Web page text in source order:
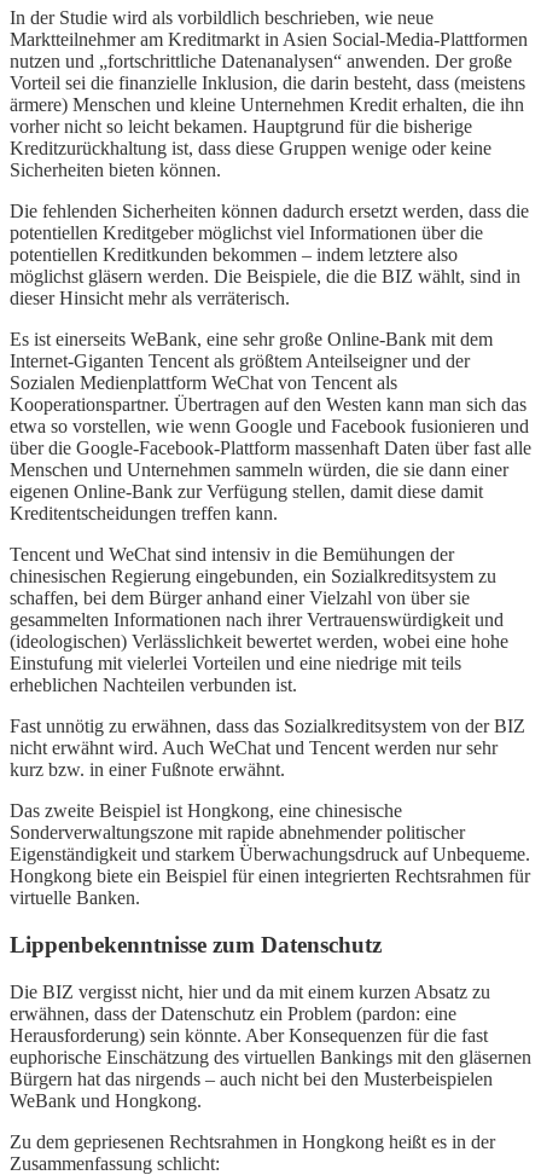
In der Studie wird als vorbildlich beschrieben, wie neue
Marktteilnehmer am Kreditmarkt in Asien Social-Media-Plattformen
nutzen und „fortschrittliche Datenanalysen“ anwenden. Der große
Vorteil sei die finanzielle Inklusion, die darin besteht, dass (meistens
ärmere) Menschen und kleine Unternehmen Kredit erhalten, die ihn
vorher nicht so leicht bekamen. Hauptgrund für die bisherige
Kreditzurückhaltung ist, dass diese Gruppen wenige oder keine
Sicherheiten bieten können.
Die fehlenden Sicherheiten können dadurch ersetzt werden, dass die
potentiellen Kreditgeber möglichst viel Informationen über die
potentiellen Kreditkunden bekommen – indem letztere also
möglichst gläsern werden. Die Beispiele, die die BIZ wählt, sind in
dieser Hinsicht mehr als verräterisch.
Es ist einerseits WeBank, eine sehr große Online-Bank mit dem
Internet-Giganten Tencent als größtem Anteilseigner und der
Sozialen Medienplattform WeChat von Tencent als
Kooperationspartner. Übertragen auf den Westen kann man sich das
etwa so vorstellen, wie wenn Google und Facebook fusionieren und
über die Google-Facebook-Plattform massenhaft Daten über fast alle
Menschen und Unternehmen sammeln würden, die sie dann einer
eigenen Online-Bank zur Verfügung stellen, damit diese damit
Kreditentscheidungen treffen kann.
Tencent und WeChat sind intensiv in die Bemühungen der
chinesischen Regierung eingebunden, ein Sozialkreditsystem zu
schaffen, bei dem Bürger anhand einer Vielzahl von über sie
gesammelten Informationen nach ihrer Vertrauenswürdigkeit und
(ideologischen) Verlässlichkeit bewertet werden, wobei eine hohe
Einstufung mit vielerlei Vorteilen und eine niedrige mit teils
erheblichen Nachteilen verbunden ist.
Fast unnötig zu erwähnen, dass das Sozialkreditsystem von der BIZ
nicht erwähnt wird. Auch WeChat und Tencent werden nur sehr
kurz bzw. in einer Fußnote erwähnt.
Das zweite Beispiel ist Hongkong, eine chinesische
Sonderverwaltungszone mit rapide abnehmender politischer
Eigenständigkeit und starkem Überwachungsdruck auf Unbequeme.
Hongkong biete ein Beispiel für einen integrierten Rechtsrahmen für
virtuelle Banken.
Lippenbekenntnisse zum Datenschutz
Die BIZ vergisst nicht, hier und da mit einem kurzen Absatz zu
erwähnen, dass der Datenschutz ein Problem (pardon: eine
Herausforderung) sein könnte. Aber Konsequenzen für die fast
euphorische Einschätzung des virtuellen Bankings mit den gläsernen
Bürgern hat das nirgends – auch nicht bei den Musterbeispielen
WeBank und Hongkong.
Zu dem gepriesenen Rechtsrahmen in Hongkong heißt es in der
Zusammenfassung schlicht: